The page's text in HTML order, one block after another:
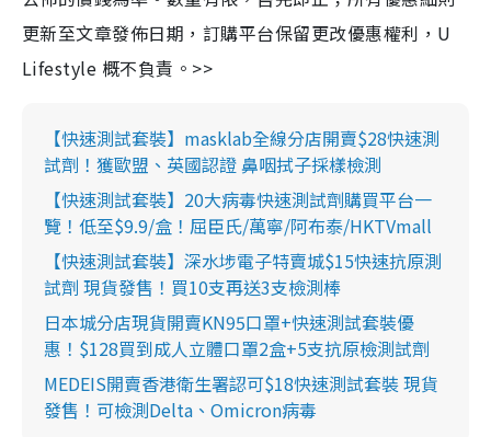
更新至文章發佈日期，訂購平台保留更改優惠權利，U
Lifestyle 概不負責。>>
【快速測試套裝】masklab全線分店開賣$28快速測
試劑！獲歐盟、英國認證 鼻咽拭子採樣檢測
【快速測試套裝】20大病毒快速測試劑購買平台一
覽！低至$9.9/盒！屈臣氏/萬寧/阿布泰/HKTVmall
【快速測試套裝】深水埗電子特賣城$15快速抗原測
試劑 現貨發售！買10支再送3支檢測棒
日本城分店現貨開賣KN95口罩+快速測試套裝優
惠！$128買到成人立體口罩2盒+5支抗原檢測試劑
MEDEIS開賣香港衛生署認可$18快速測試套裝 現貨
發售！可檢測Delta、Omicron病毒